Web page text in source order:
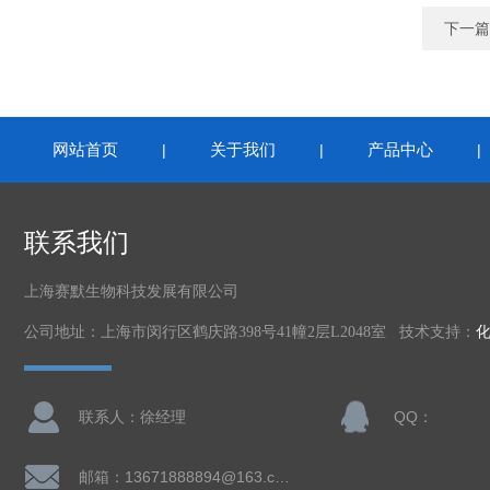
下一
网站首页 | 关于我们 | 产品中心
联系我们
上海赛默生物科技发展有限公司
公司地址：上海市闵行区鹤庆路398号41幢2层L2048室 技术支持：
联系人：徐经理 QQ：